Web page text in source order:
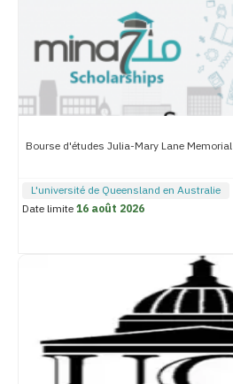
Bourse d'études Julia-Mary Lane Memorial
L'université de Queensland en Australie
Date limite16 août 2026